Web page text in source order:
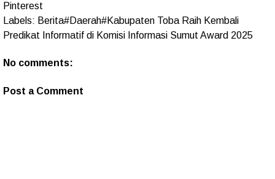
Pinterest
Labels: Berita#Daerah#Kabupaten Toba Raih Kembali
Predikat Informatif di Komisi Informasi Sumut Award 2025
No comments:
Post a Comment